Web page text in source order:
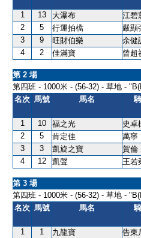
1 13 大瀑布 江碧
2
5 行運拍檔 嚴顯
3
9 旺財伯樂 余健
4
2 佳滿寶 曾超
第 2 場
第四班 - 1000米 - (56-32) - 草地 -
名次 馬號 馬名
1 10 福之光 史卓
2
5 肯定佳 萬寧
3
3 凱旋之寶 賀倫
4
12 凱聲 王若
第 3 場
第四班 - 1000米 - (56-32) - 草地 -
名次 馬號 馬名
1 1 九龍寶 告東